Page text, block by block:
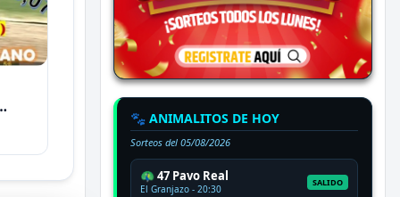
🐾 ANIMALITOS DE HOY
Sorteos del 05/08/2026
🦚 47 Pavo Real
El Granjazo - 20:30
SALIDO